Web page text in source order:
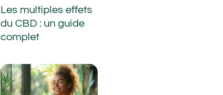
Les multiples effets
du CBD : un guide
complet